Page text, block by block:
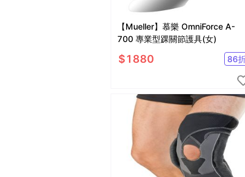
【Mueller】慕樂 OmniForce A-
700 專業型踝關節護具(女)
$1880 86